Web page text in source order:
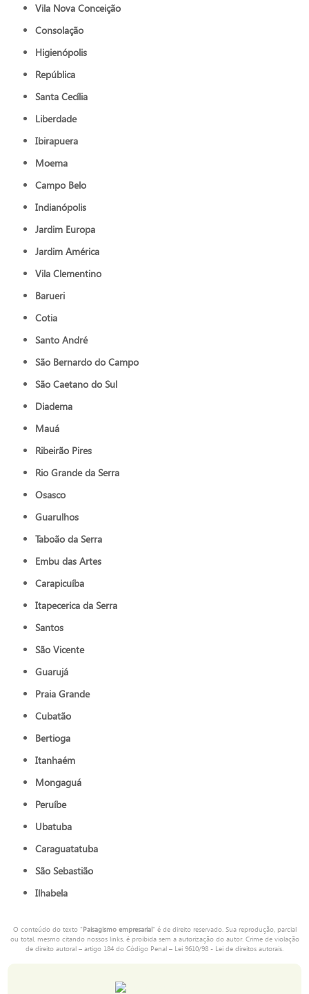
Vila Nova Conceição
Consolação
Higienópolis
República
Santa Cecília
Liberdade
Ibirapuera
Moema
Campo Belo
Indianópolis
Jardim Europa
Jardim América
Vila Clementino
Barueri
Cotia
Santo André
São Bernardo do Campo
São Caetano do Sul
Diadema
Mauá
Ribeirão Pires
Rio Grande da Serra
Osasco
Guarulhos
Taboão da Serra
Embu das Artes
Carapicuíba
Itapecerica da Serra
Santos
São Vicente
Guarujá
Praia Grande
Cubatão
Bertioga
Itanhaém
Mongaguá
Peruíbe
Ubatuba
Caraguatatuba
São Sebastião
Ilhabela
O conteúdo do texto "Paisagismo empresarial" é de direito reservado. Sua reprodução, parcial
ou total, mesmo citando nossos links, é proibida sem a autorização do autor. Crime de violação
de direito autoral – artigo 184 do Código Penal – Lei 9610/98 - Lei de direitos autorais.